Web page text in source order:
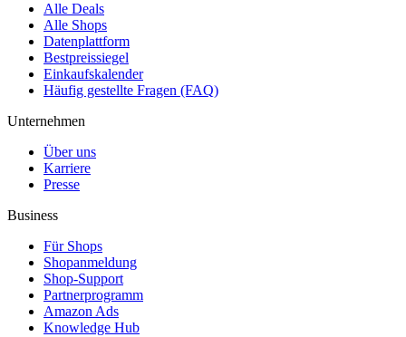
Alle Deals
Alle Shops
Datenplattform
Bestpreissiegel
Einkaufskalender
Häufig gestellte Fragen (FAQ)
Unternehmen
Über uns
Karriere
Presse
Business
Für Shops
Shopanmeldung
Shop-Support
Partnerprogramm
Amazon Ads
Knowledge Hub